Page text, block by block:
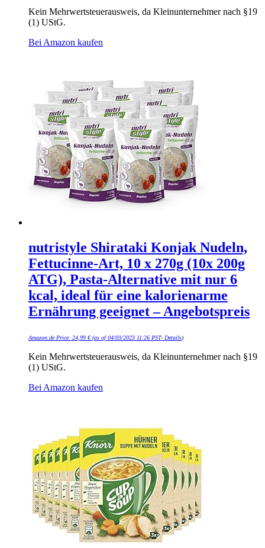
Kein Mehrwertsteuerausweis, da Kleinunternehmer nach §19
(1) UStG.
Bei Amazon kaufen
nutristyle Shirataki Konjak Nudeln,
Fettucinne-Art, 10 x 270g (10x 200g
ATG), Pasta-Alternative mit nur 6
kcal, ideal für eine kalorienarme
Ernährung geeignet – Angebotspreis
Amazon.de Price: 24,99 €(as of 04/03/2023 11:26 PST- Details)
Kein Mehrwertsteuerausweis, da Kleinunternehmer nach §19
(1) UStG.
Bei Amazon kaufen